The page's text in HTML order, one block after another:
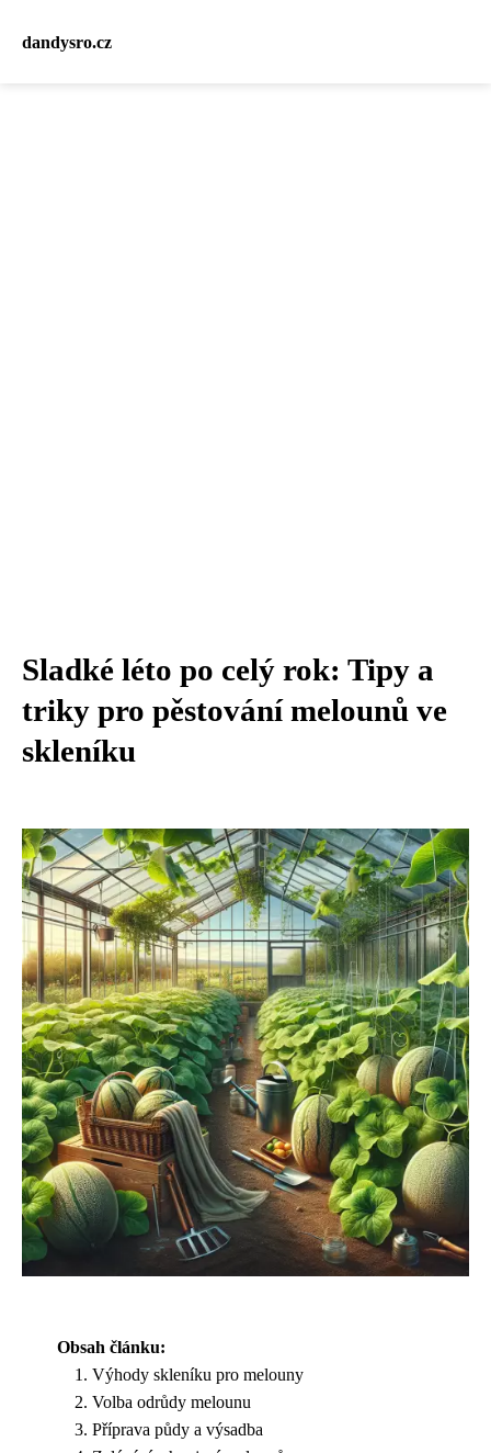
dandysro.cz
Sladké léto po celý rok: Tipy a
triky pro pěstování melounů ve
skleníku
Obsah článku:
Výhody skleníku pro melouny
Volba odrůdy melounu
Příprava půdy a výsadba